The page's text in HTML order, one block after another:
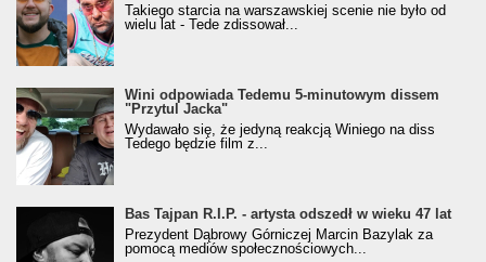
Takiego starcia na warszawskiej scenie nie było od
wielu lat - Tede zdissował...
Wini odpowiada Tedemu 5-minutowym dissem
"Przytul Jacka"
Wydawało się, że jedyną reakcją Winiego na diss
Tedego będzie film z...
Bas Tajpan R.I.P. - artysta odszedł w wieku 47 lat
Prezydent Dąbrowy Górniczej Marcin Bazylak za
pomocą mediów społecznościowych...